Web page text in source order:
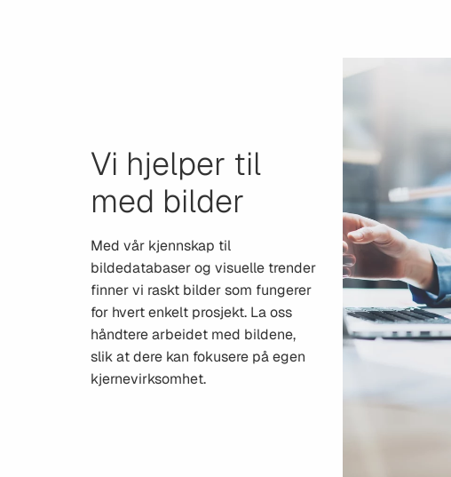
Vi hjelper til
med bilder
Med vår kjennskap til
bildedatabaser og visuelle trender
finner vi raskt bilder som fungerer
for hvert enkelt prosjekt. La oss
håndtere arbeidet med bildene,
slik at dere kan fokusere på egen
kjernevirksomhet.